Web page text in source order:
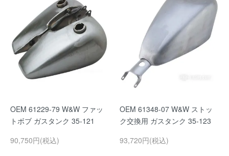
OEM 61229-79 W&W ファッ
トボブ ガスタンク 35-121
90,750円(税込)
OEM 61348-07 W&W ストッ
ク交換用 ガスタンク 35-123
93,720円(税込)